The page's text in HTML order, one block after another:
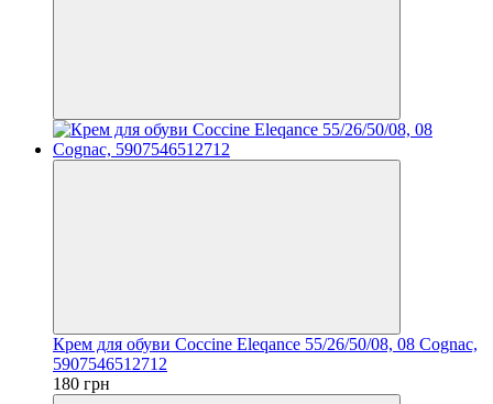
Крем для обуви Coccine Eleqance 55/26/50/08, 08 Cognac,
5907546512712
180 грн